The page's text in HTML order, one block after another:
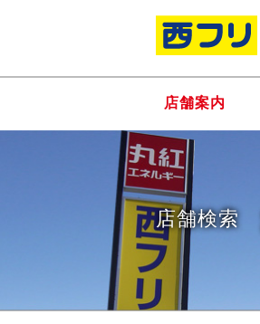
店舗案内
店舗検索